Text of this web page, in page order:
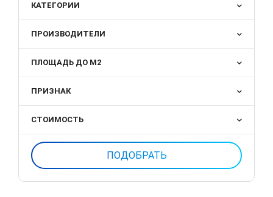
КАТЕГОРИИ
ПРОИЗВОДИТЕЛИ
ПЛОЩАДЬ ДО М2
ПРИЗНАК
СТОИМОСТЬ